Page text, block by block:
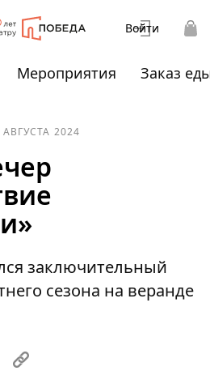
Войти
Мероприятия Заказ
АВГУСТА 2024
заключительный
сезона на веранде